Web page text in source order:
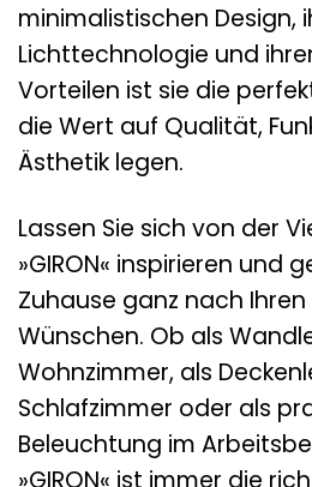
minimalistischen Design,
Lichttechnologie und
Vorteilen ist sie die
die Wert auf Qualität,
Ästhetik legen.
Lassen Sie sich von der
»GIRON« inspirieren und
Zuhause ganz nach
Wünschen. Ob als
Wohnzimmer, als
Schlafzimmer oder als
Beleuchtung im
»GIRON« ist immer die